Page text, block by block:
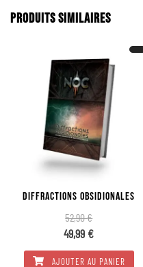
PRODUITS SIMILAIRES
DIFFRACTIONS OBSIDIONALES
52,90€
49,99 €
AJOUTER AU PANIER